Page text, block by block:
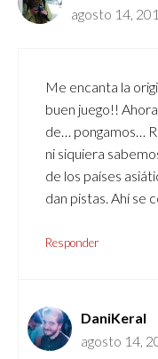
agosto 14,
Me encanta la
buen juego!!
de… pongamos…
ni siquiera
de los países
dan pistas. Ahí se
Responder
DaniKeral
agosto 14,